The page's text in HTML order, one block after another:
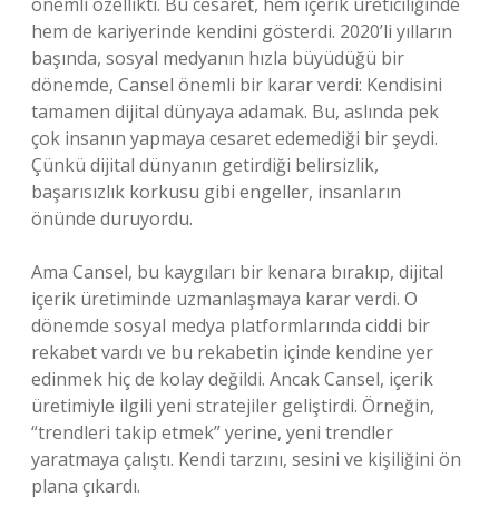
hem de kariyerinde kendini gösterdi. 2020’li yılların
başında, sosyal medyanın hızla büyüdüğü bir
dönemde, Cansel önemli bir karar verdi: Kendisini
tamamen dijital dünyaya adamak. Bu, aslında pek
çok insanın yapmaya cesaret edemediği bir şeydi.
Çünkü dijital dünyanın getirdiği belirsizlik,
başarısızlık korkusu gibi engeller, insanların
önünde duruyordu.
Ama Cansel, bu kaygıları bir kenara bırakıp, dijital
içerik üretiminde uzmanlaşmaya karar verdi. O
dönemde sosyal medya platformlarında ciddi bir
rekabet vardı ve bu rekabetin içinde kendine yer
edinmek hiç de kolay değildi. Ancak Cansel, içerik
üretimiyle ilgili yeni stratejiler geliştirdi. Örneğin,
“trendleri takip etmek” yerine, yeni trendler
yaratmaya çalıştı. Kendi tarzını, sesini ve kişiliğini ön
plana çıkardı.